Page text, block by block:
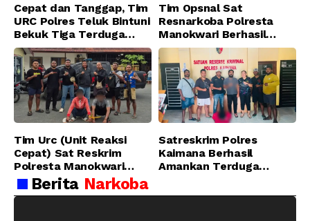
Cepat dan Tanggap, Tim
URC Polres Teluk Bintuni
Bekuk Tiga Terduga
Pelaku Pencurian di SMA
Sanawesen
Tim Opsnal Sat
Resnarkoba Polresta
Manokwari Berhasil
Ungkap Kasus Tindak
Pidana Narkotika
Golongan I Jenis Shabu
di SP 4 Distrik Prafi kab.
Manokwari
Tim Urc (Unit Reaksi
Cepat) Sat Reskrim
Polresta Manokwari
Berhasil Tangkap 2
Pelaku Pengeroyokan di
Satreskrim Polres
Kaimana Berhasil
Amankan Terduga
Menggunakan Senjata
Berita Narkoba